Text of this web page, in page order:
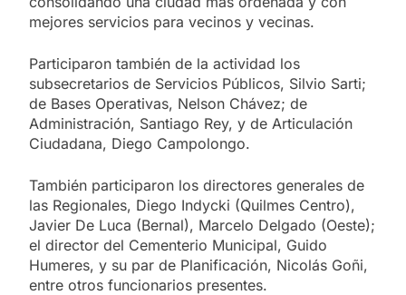
mejores servicios para vecinos y vecinas.
Participaron también de la actividad los
subsecretarios de Servicios Públicos, Silvio Sarti;
de Bases Operativas, Nelson Chávez; de
Administración, Santiago Rey, y de Articulación
Ciudadana, Diego Campolongo.
También participaron los directores generales de
las Regionales, Diego Indycki (Quilmes Centro),
Javier De Luca (Bernal), Marcelo Delgado (Oeste);
el director del Cementerio Municipal, Guido
Humeres, y su par de Planificación, Nicolás Goñi,
entre otros funcionarios presentes.